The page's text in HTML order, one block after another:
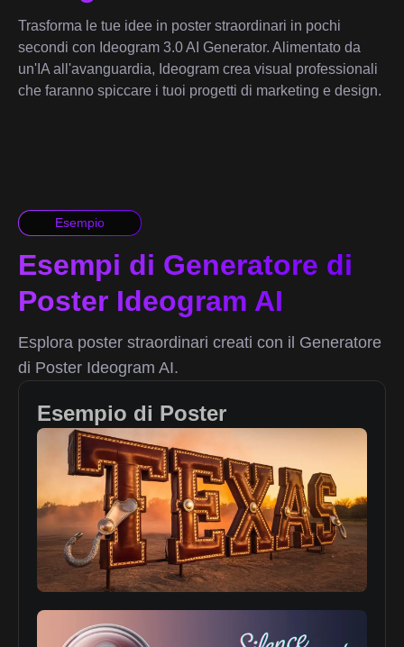
Trasforma le tue idee in poster straordinari in pochi
secondi con Ideogram 3.0 AI Generator. Alimentato da
un'IA all'avanguardia, Ideogram crea visual professionali
che faranno spiccare i tuoi progetti di marketing e design.
Esempio
Esempi di Generatore di
Poster Ideogram AI
Esplora poster straordinari creati con il Generatore
di Poster Ideogram AI.
Esempio di Poster